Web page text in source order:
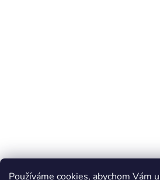
Používáme cookies, abychom Vám